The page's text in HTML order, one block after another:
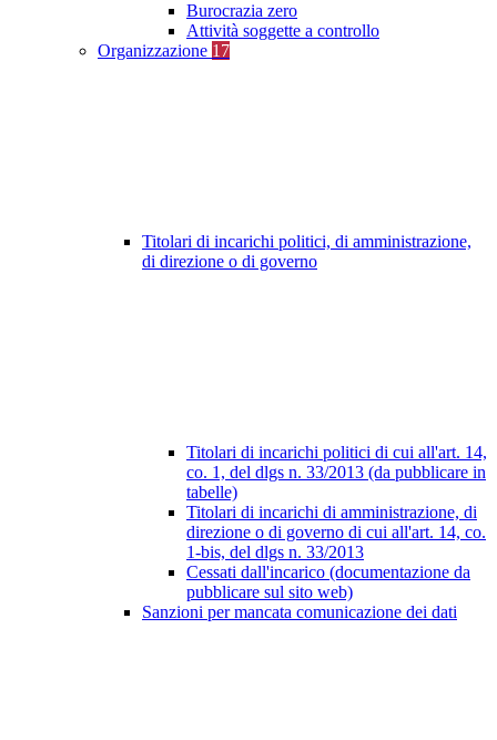
Burocrazia zero
Attività soggette a controllo
Organizzazione 17
Titolari di incarichi politici, di amministrazione,
di direzione o di governo
Titolari di incarichi politici di cui all'art. 14,
co. 1, del dlgs n. 33/2013 (da pubblicare in
tabelle)
Titolari di incarichi di amministrazione, di
direzione o di governo di cui all'art. 14, co.
1-bis, del dlgs n. 33/2013
Cessati dall'incarico (documentazione da
pubblicare sul sito web)
Sanzioni per mancata comunicazione dei dati